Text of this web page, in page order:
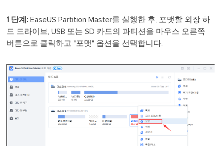
1 단계: EaseUS Partition Master를 실행한 후, 포맷할 외장 하
드 드라이브, USB 또는 SD 카드의 파티션을 마우스 오른쪽
버튼으로 클릭하고 "포맷" 옵션을 선택합니다.